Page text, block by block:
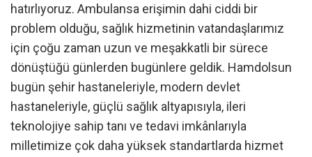
hatırlıyoruz. Ambulansa erişimin dahi ciddi bir
problem olduğu, sağlık hizmetinin vatandaşlarımız
için çoğu zaman uzun ve meşakkatli bir sürece
dönüştüğü günlerden bugünlere geldik. Hamdolsun
bugün şehir hastaneleriyle, modern devlet
hastaneleriyle, güçlü sağlık altyapısıyla, ileri
teknolojiye sahip tanı ve tedavi imkânlarıyla
milletimize çok daha yüksek standartlarda hizmet